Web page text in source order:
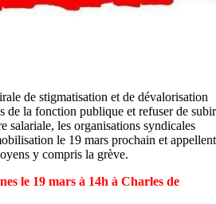
de stigmatisation et de dévalorisation
de la fonction publique et refuser de subir
salariale, les organisations syndicales
le 19 mars prochain et appellent
y compris la grève.
le 19 mars à 14h à Charles de